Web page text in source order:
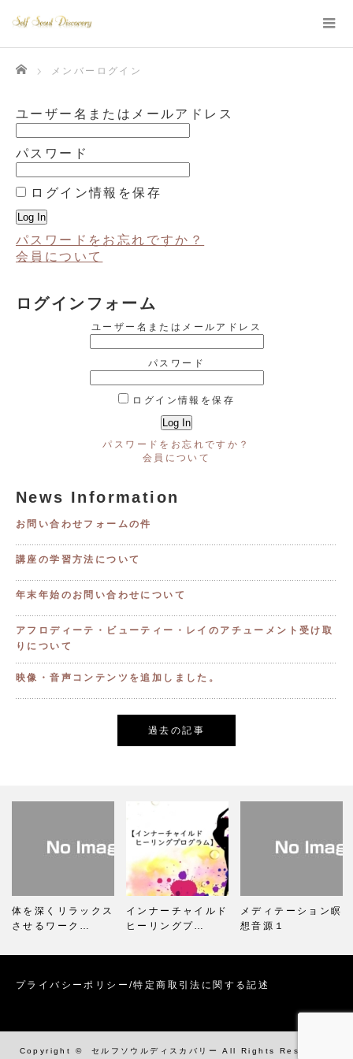
Home メンバーログイン
ユーザー名またはメールアドレス
パスワード
ログイン情報を保存
パスワードをお忘れですか？
会員について
ログインフォーム
ユーザー名またはメールアドレス
パスワード
ログイン情報を保存
パスワードをお忘れですか？
会員について
News Information
お問い合わせフォームの件
講座の学習方法について
年末年始のお問い合わせについて
アフロディーテ・ビューティー・レイのアチューメント受け取
りについて
映像・音声コンテンツを追加しました。
過去の記事
体を深くリラックス
させるワーク…
インナーチャイルド
ヒーリングプ…
メディテーション瞑
想音源１
プライバシーポリシー/特定商取引法に関する記述
Copyright © セルフソウルディスカバリー All Rights Reserved.